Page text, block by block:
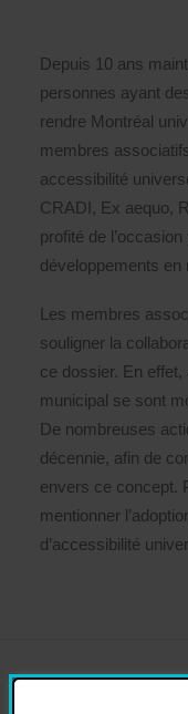
Depuis 10 ans
personnes ayant
rendre Montréal
membres
accessibilité
CRADI, Ex aequo,
profité de
développements en
Les membres
souligner la
ce dossier. En
municipal se sont
De nombreuses
décennie, afin de
envers ce concept.
mentionner
d’accessibilité